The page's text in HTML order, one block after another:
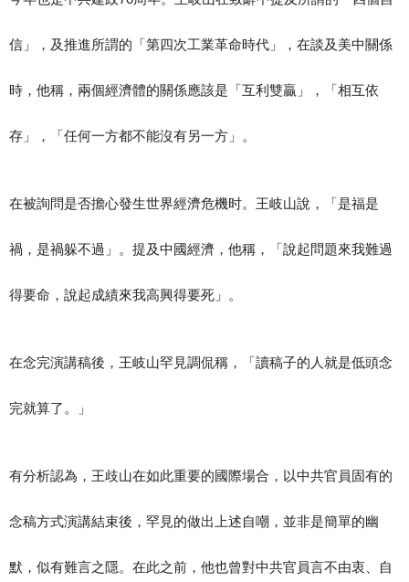
信」，及推進所謂的「第四次工業革命時代」，在談及美中關係
時，他稱，兩個經濟體的關係應該是「互利雙贏」，「相互依
存」，「任何一方都不能沒有另一方」。
在被詢問是否擔心發生世界經濟危機时。王岐山說，「是福是
禍，是禍躲不過」。提及中國經濟，他稱，「說起問題來我難過
得要命，說起成績來我高興得要死」。
在念完演講稿後，王岐山罕見調侃稱，「讀稿子的人就是低頭念
完就算了。」
有分析認為，王歧山在如此重要的國際場合，以中共官員固有的
念稿方式演講結束後，罕見的做出上述自嘲，並非是簡單的幽
默，似有難言之隱。在此之前，他也曾對中共官員言不由衷、自